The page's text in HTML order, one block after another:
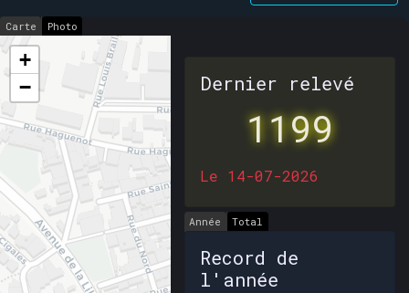
Carte Photo
+
−
Dernier relevé
1199
Le 14-07-2026
Année Total
Record de
l'année